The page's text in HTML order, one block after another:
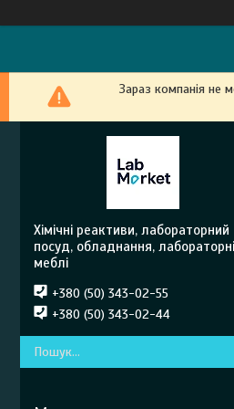
Зараз компанія не
Хімічні реактиви, лабораторний
посуд, обладнання, лабораторні
меблі
+380 (50) 343-02-55
+380 (50) 343-02-44